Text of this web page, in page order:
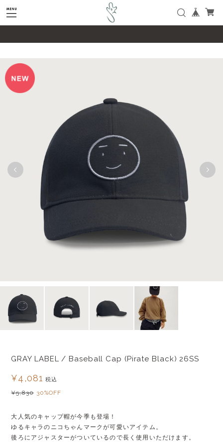
google-site-verification=SHQu5n4yz7-
tPsbAaiX89DBKMypZL6raQx7JsECLt-4
GRAY LABEL / Baseball Cap (Pirate Black) 26SS
¥4,081 税込
¥5,830 30%OFF
大人気のキャップ帽が今季も登場！
ゆるキャラのニコちゃんマークが可愛いアイテム。
後ろにアジャスターがついているので長く使用いただけます。